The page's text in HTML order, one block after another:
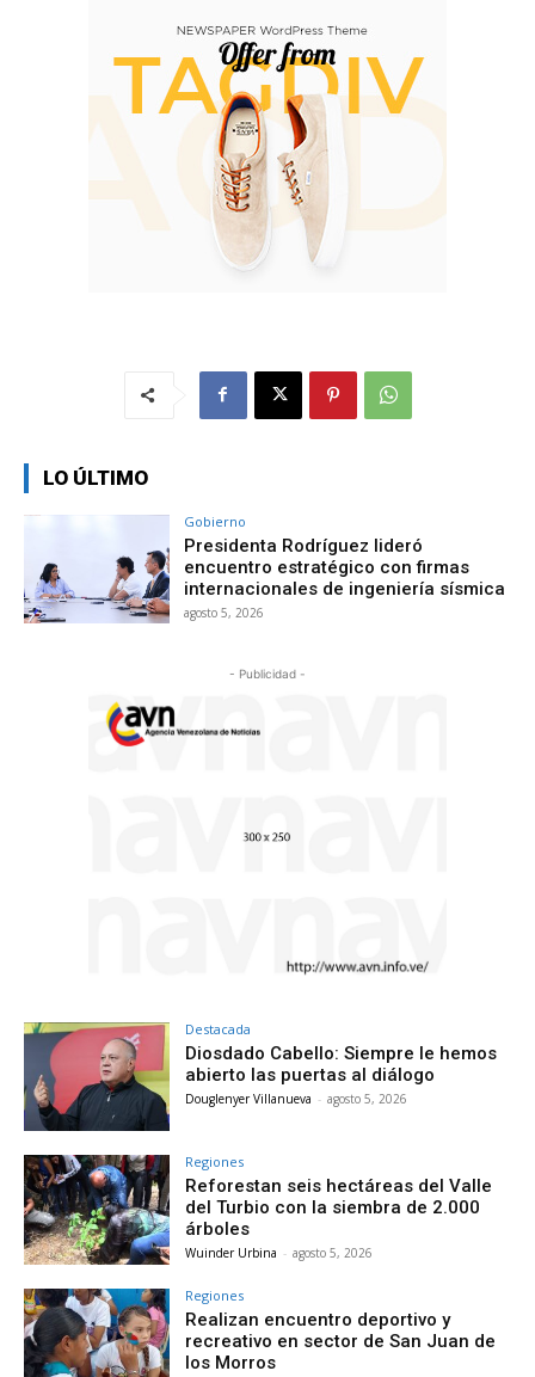
LO ÚLTIMO
Gobierno
Presidenta Rodríguez lideró
encuentro estratégico con firmas
internacionales de ingeniería sísmica
agosto 5, 2026
- Publicidad -
Destacada
Diosdado Cabello: Siempre le hemos
abierto las puertas al diálogo
Douglenyer Villanueva - agosto 5, 2026
Regiones
Reforestan seis hectáreas del Valle
del Turbio con la siembra de 2.000
árboles
Wuinder Urbina - agosto 5, 2026
Regiones
Realizan encuentro deportivo y
recreativo en sector de San Juan de
los Morros